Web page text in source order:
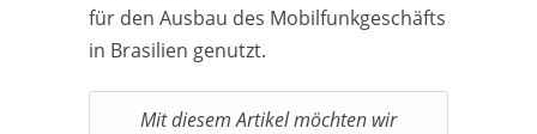
für den Ausbau des Mobilfunkgeschäfts
in Brasilien genutzt.